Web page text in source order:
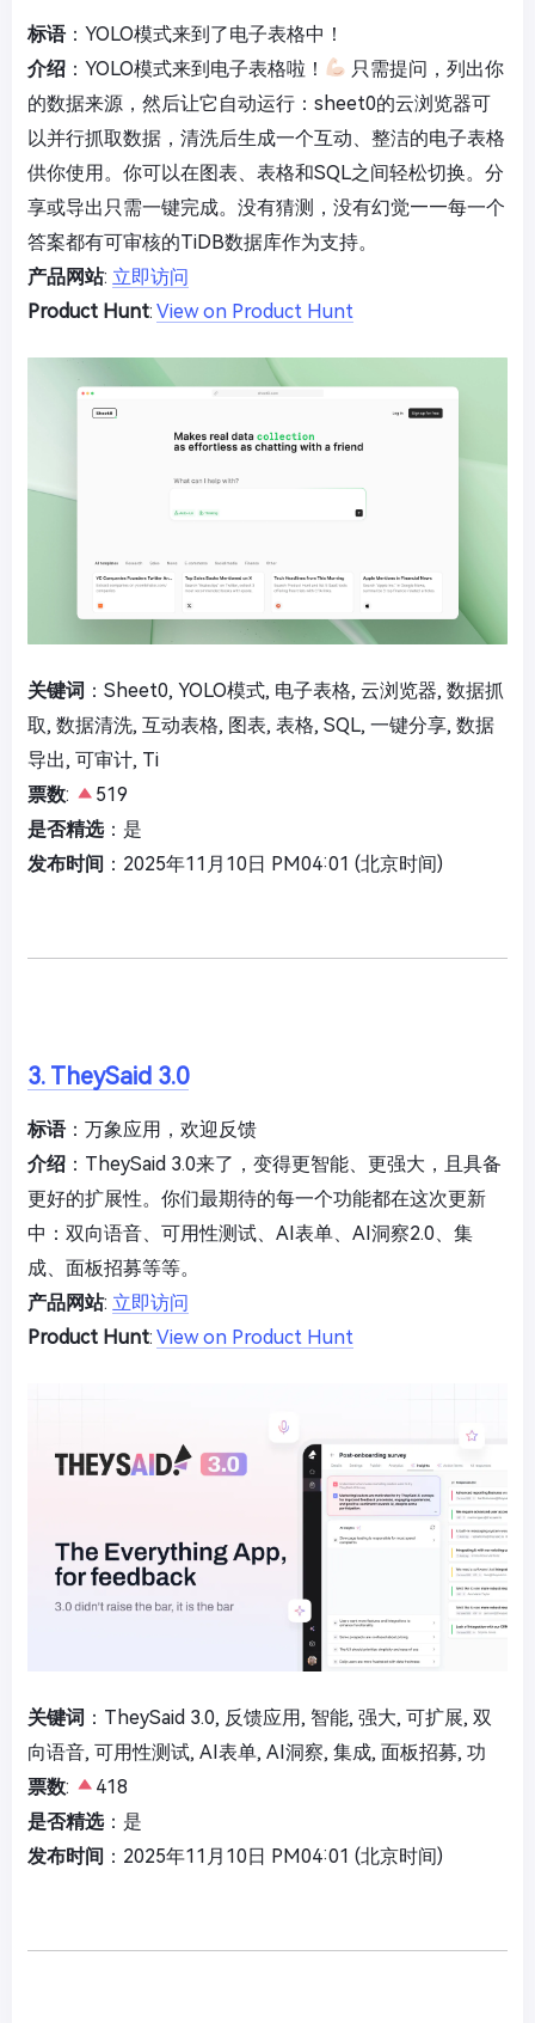
标语：YOLO模式来到了电子表格中！
介绍 ：YOLO模式来到电子表格啦！
只需提问，列出你
的数据来源，然后让它自动运行：sheet0的云浏览器可
以并行抓取数据，清洗后生成一个互动、整洁的电子表格
供你使用。你可以在图表、表格和SQL之间轻松切换。分
享或导出只需一键完成。没有猜测，没有幻觉——每一个
答案都有可审核的TiDB数据库作为支持。
产品网站: 立即访问
Product Hunt: View on Product Hunt
关键词 ：Sheet0, YOLO模式, 电子表格, 云浏览器, 数据抓
取, 数据清洗, 互动表格, 图表, 表格, SQL, 一键分享, 数据
导出, 可审计, Ti
票数:
519
是否精选：是
发布时间 ：2025年11月10日 PM04:01 (北京时间)
3. TheySaid 3.0
标语：万象应用，欢迎反馈
介绍 ：TheySaid 3.0来了，变得更智能、更强大，且具备
更好的扩展性。你们最期待的每一个功能都在这次更新
中：双向语音、可用性测试、AI表单、AI洞察2.0、集
成、面板招募等等。
产品网站: 立即访问
Product Hunt: View on Product Hunt
关键词 ：TheySaid 3.0, 反馈应用, 智能, 强大, 可扩展, 双
向语音, 可用性测试, AI表单, AI洞察, 集成, 面板招募, 功
票数:
418
是否精选：是
发布时间 ：2025年11月10日 PM04:01 (北京时间)